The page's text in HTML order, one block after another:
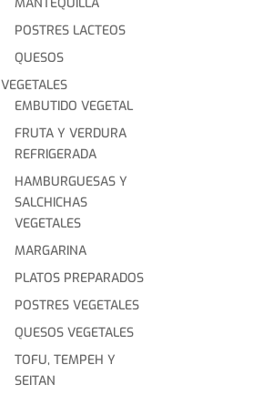
POSTRES LACTEOS
QUESOS
VEGETALES
EMBUTIDO VEGETAL
FRUTA Y VERDURA
REFRIGERADA
HAMBURGUESAS Y
SALCHICHAS
VEGETALES
MARGARINA
PLATOS PREPARADOS
POSTRES VEGETALES
QUESOS VEGETALES
TOFU, TEMPEH Y
SEITAN